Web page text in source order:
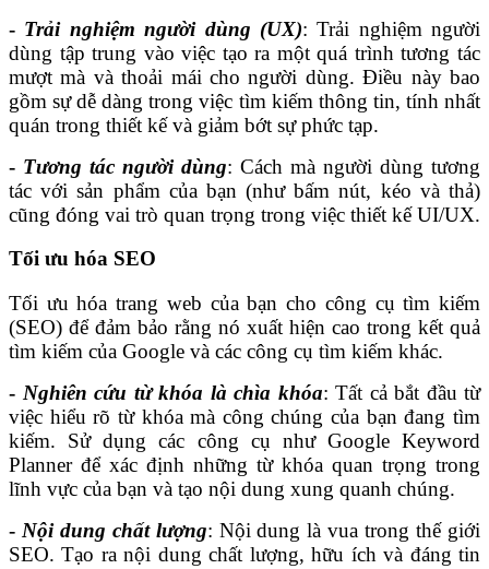
- Trải nghiệm người dùng (UX): Trải nghiệm người
dùng tập trung vào việc tạo ra một quá trình tương tác
mượt mà và thoải mái cho người dùng. Điều này bao
gồm sự dễ dàng trong việc tìm kiếm thông tin, tính nhất
quán trong thiết kế và giảm bớt sự phức tạp.
- Tương tác người dùng: Cách mà người dùng tương
tác với sản phẩm của bạn (như bấm nút, kéo và thả)
cũng đóng vai trò quan trọng trong việc thiết kế UI/UX.
Tối ưu hóa SEO
Tối ưu hóa trang web của bạn cho công cụ tìm kiếm
(SEO) để đảm bảo rằng nó xuất hiện cao trong kết quả
tìm kiếm của Google và các công cụ tìm kiếm khác.
- Nghiên cứu từ khóa là chìa khóa: Tất cả bắt đầu từ
việc hiểu rõ từ khóa mà công chúng của bạn đang tìm
kiếm. Sử dụng các công cụ như Google Keyword
Planner để xác định những từ khóa quan trọng trong
lĩnh vực của bạn và tạo nội dung xung quanh chúng.
- Nội dung chất lượng: Nội dung là vua trong thế giới
SEO. Tạo ra nội dung chất lượng, hữu ích và đáng tin